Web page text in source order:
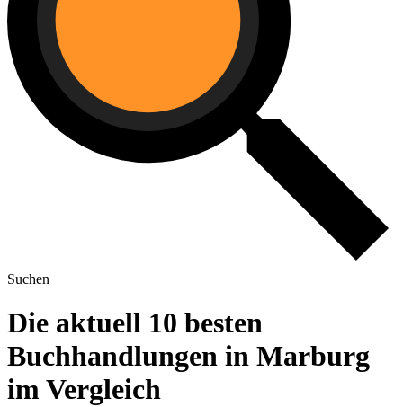
Suchen
Die aktuell 10 besten
Buchhandlungen in Marburg
im Vergleich